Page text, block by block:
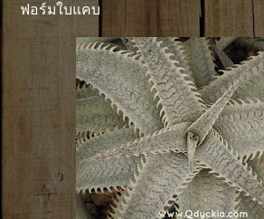
ฟอร์มใบแคบ